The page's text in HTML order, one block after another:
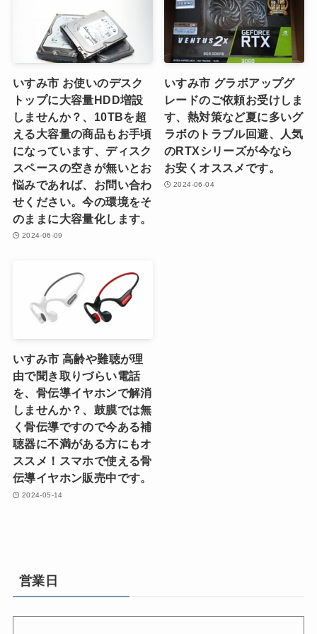
いすみ市 お使いのデスク
トップに大容量HDD増設
しませんか？、10TBを超
える大容量の商品もお手頃
になっています、ディスク
スペースの空きが無いとお
悩みであれば、お問い合わ
せください。今の環境をそ
のままに大容量化します。
2024-06-09
いすみ市 グラボアップグ
レードのご依頼お受けしま
す、熱対策など夏に多いグ
ラボのトラブル回避、人気
のRTXシリーズが今なら
お安くオススメです。
2024-06-04
いすみ市 高齢や難聴が理
由で聞き取りづらい電話
を、骨伝導イヤホンで解消
しませんか？、鼓膜では無
く骨伝導ですので今ある補
聴器に不満がある方にもオ
ススメ！スマホで使える骨
伝導イヤホン販売中です。
2024-05-14
営業日